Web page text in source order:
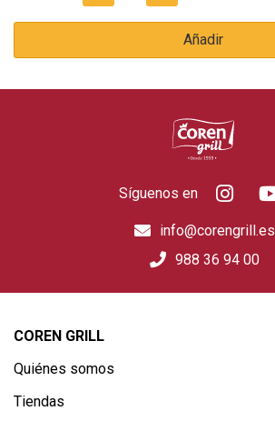
Añadir
Síguenos en
info@corengrill.es
988 36 94 00
COREN GRILL
Quiénes somos
Tiendas